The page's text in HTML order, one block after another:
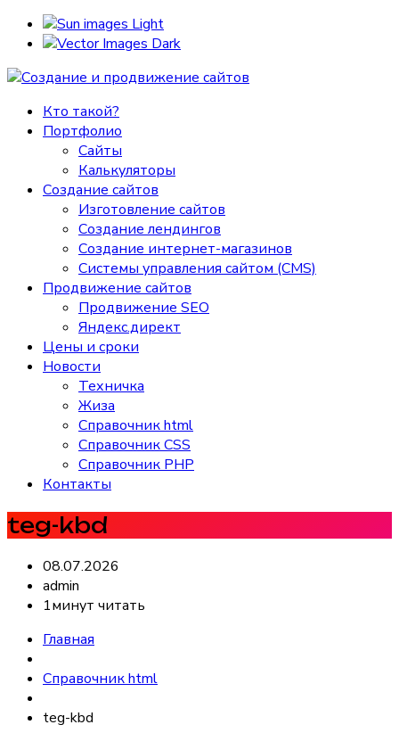
Light
Dark
Кто такой?
Портфолио
Сайты
Калькуляторы
Создание сайтов
Изготовление сайтов
Создание лендингов
Создание интернет-магазинов
Системы управления сайтом (CMS)
Продвижение сайтов
Продвижение SEO
Яндекс.директ
Цены и сроки
Новости
Техничка
Жиза
Справочник html
Справочник CSS
Справочник PHP
Контакты
teg-kbd
08.07.2026
admin
1минут читать
Главная
Справочник html
teg-kbd